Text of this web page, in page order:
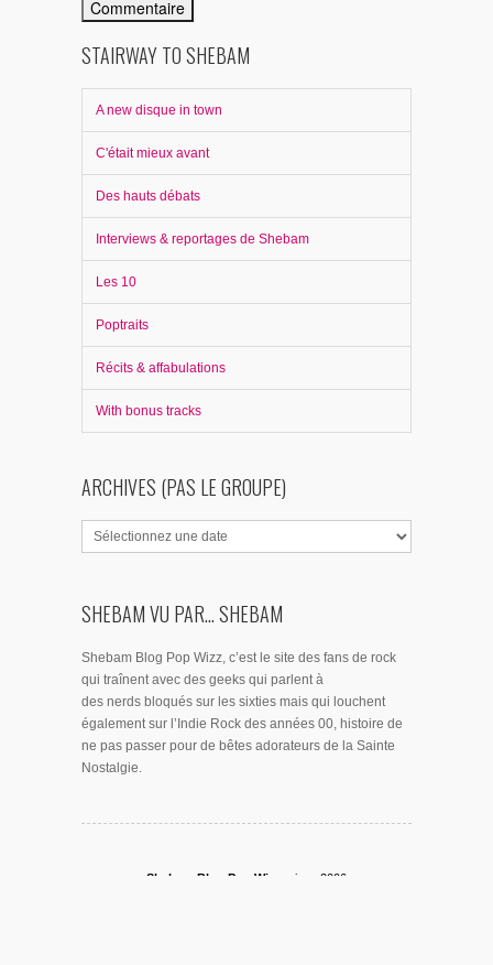
STAIRWAY TO SHEBAM
A new disque in town
C'était mieux avant
Des hauts débats
Interviews & reportages de Shebam
Les 10
Poptraits
Récits & affabulations
With bonus tracks
ARCHIVES (PAS LE GROUPE)
SHEBAM VU PAR... SHEBAM
Shebam Blog Pop Wizz, c’est le site des fans de rock
qui traînent avec des geeks qui parlent à
des nerds bloqués sur les sixties mais qui louchent
également sur l’Indie Rock des années 00, histoire de
ne pas passer pour de bêtes adorateurs de la Sainte
Nostalgie.
Shebam Blog Pop Wizz, since 2006